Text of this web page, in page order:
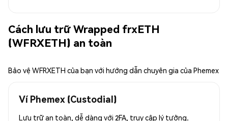
Cách lưu trữ Wrapped frxETH
(WFRXETH) an toàn
Bảo vệ WFRXETH của bạn với hướng dẫn chuyên gia của Phemex
Ví Phemex (Custodial)
Lưu trữ an toàn, dễ dàng với 2FA, truy cập lý tưởng.